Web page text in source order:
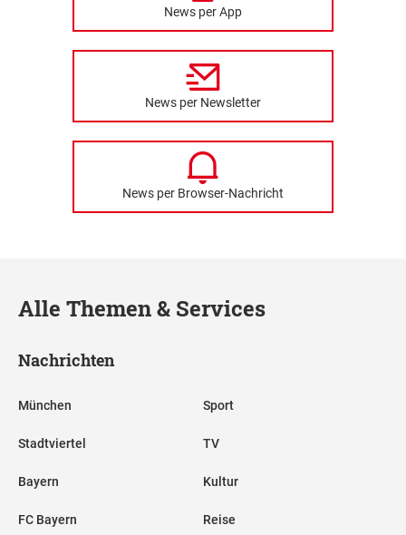
News per App
News per Newsletter
News per Browser-Nachricht
Alle Themen & Services
Nachrichten
München
Stadtviertel
Bayern
FC Bayern
Sport
TV
Kultur
Reise